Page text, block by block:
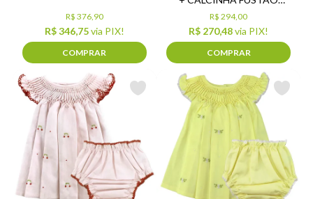
R$ 346,75via PIX!
R$ 376,90
COMPRAR
BRANCO COM BICO
VERMELHO
R$ 270,48via PIX!
R$ 294,00
COMPRAR